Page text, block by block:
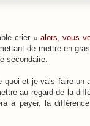
crier « alors, vous
de mettre en
secondaire.
quoi et je vais faire
au regard de la
à payer, la